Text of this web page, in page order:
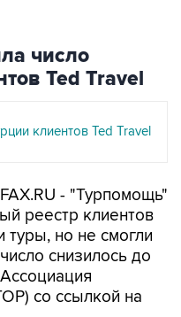
число
Ted Travel
клиентов Ted Travel
- "Турпомощь"
реестр клиентов
туры, но не смогли
снизилось до
со ссылкой на